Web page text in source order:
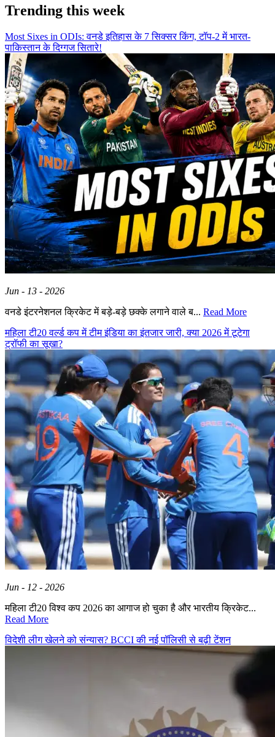
Trending this week
Most Sixes in ODIs: वनडे इतिहास के 7 सिक्सर किंग, टॉप-2 में भारत-
पाकिस्तान के दिग्गज सितारे!
Jun - 13 - 2026
वनडे इंटरनेशनल क्रिकेट में बड़े-बड़े छक्के लगाने वाले ब... Read More
महिला टी20 वर्ल्ड कप में टीम इंडिया का इंतजार जारी, क्या 2026 में टूटेगा
ट्रॉफी का सूखा?
Jun - 12 - 2026
महिला टी20 विश्व कप 2026 का आगाज हो चुका है और भारतीय क्रिकेट...
Read More
विदेशी लीग खेलने को संन्यास? BCCI की नई पॉलिसी से बढ़ी टेंशन